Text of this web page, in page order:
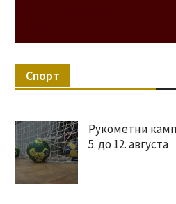
Спорт
Рукометни
5. до 12. августа